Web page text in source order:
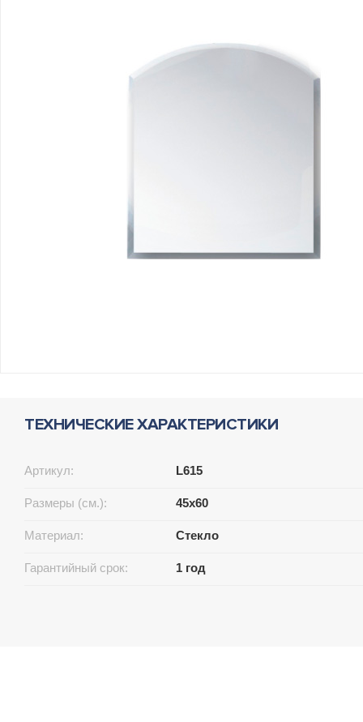
ТЕХНИЧЕСКИЕ ХАРАКТЕРИСТИКИ
Артикул: L615
Размеры (см.): 45x60
Материал: Стекло
Гарантийный срок: 1 год